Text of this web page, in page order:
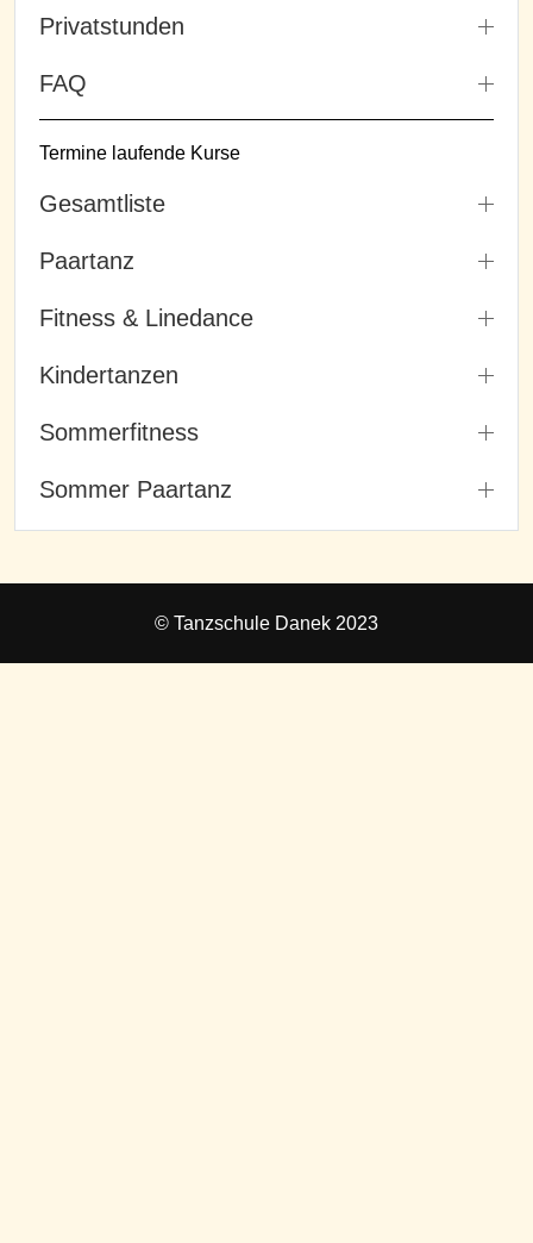
Privatstunden
FAQ
Termine laufende Kurse
Gesamtliste
Paartanz
Fitness & Linedance
Kindertanzen
Sommerfitness
Sommer Paartanz
© Tanzschule Danek 2023